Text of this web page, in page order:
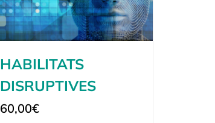
HABILITATS
DISRUPTIVES
60,00€